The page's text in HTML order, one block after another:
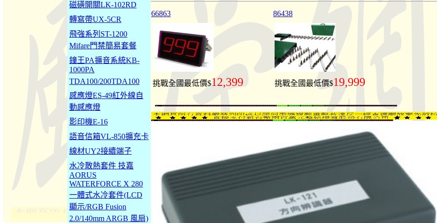
磁磺開關LK-102RD
轉寫帶UX-5CR
飛強系列ST-1200
Mifare門禁簡易套餐
鐘王PA擴音系統KB-
1000PA
TDA100/200TDA100
感應燈ES-49紅外線自
動感應燈
影印機E-16
語音信箱VL-850擴充卡
線材UY2接續端子
水冷散熱套件 技嘉
AORUS
WATERFORCE X 280
一體式水冷套件(LCD
顯示/RGB Fusion
2.0/140mm ARGB 風扇)
66863
挑戰全國最低價$12,399
86438
挑戰全國最低價$19,999